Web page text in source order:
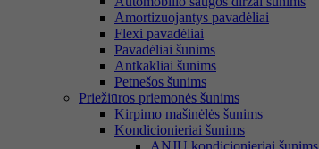
Amortizuojantys pavadėliai
Flexi pavadėliai
Pavadėliai šunims
Antkakliai šunims
Petnešos šunims
Priežiūros priemonės šunims
Kirpimo mašinėlės šunims
Kondicionieriai šunims
ANJU kondicionieriai šunims